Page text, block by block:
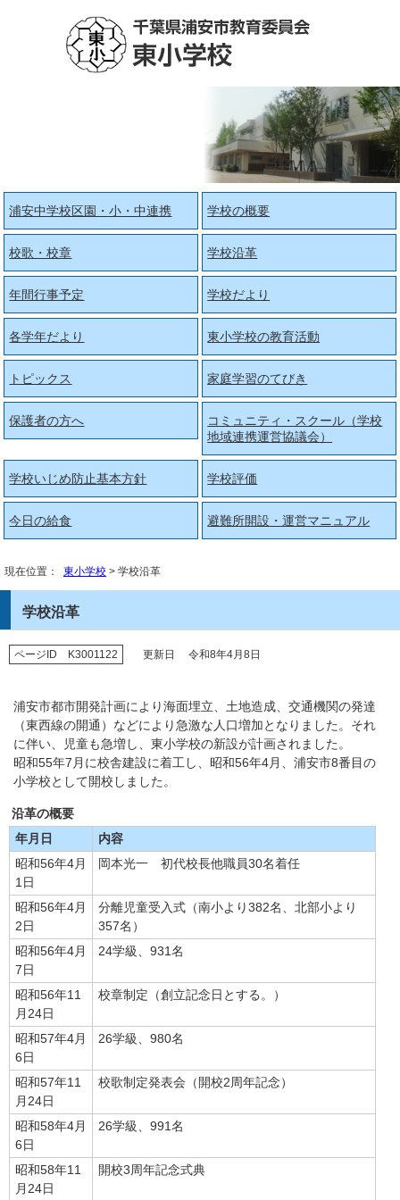
浦安中学校区園・小・中連携 学校の概要
校歌・校章 学校沿革
年間行事予定 学校だより
各学年だより 東小学校の教育活動
トピックス 家庭学習のてびき
保護者の方へ
コミュニティ・スクール（学校
地域連携運営協議会）
学校いじめ防止基本方針 学校評価
今日の給食 避難所開設・運営マニュアル
現在位置： 東小学校 > 学校沿革
学校沿革
ページID K3001122 更新日 令和8年4月8日
浦安市都市開発計画により海面埋立、土地造成、交通機関の発達
（東西線の開通）などにより急激な人口増加となりました。それ
に伴い、児童も急増し、東小学校の新設が計画されました。
昭和55年7月に校舎建設に着工し、昭和56年4月、浦安市8番目の
小学校として開校しました。
沿革の概要
年月日
内容
昭和56年4月
1日
岡本光一 初代校長他職員30名着任
昭和56年4月
2日
分離児童受入式（南小より382名、北部小より
357名）
昭和56年4月
7日
24学級、931名
昭和56年11
月24日
校章制定（創立記念日とする。）
昭和57年4月
6日
26学級、980名
昭和57年11
月24日
校歌制定発表会（開校2周年記念）
昭和58年4月
6日
26学級、991名
昭和58年11
月24日
開校3周年記念式典